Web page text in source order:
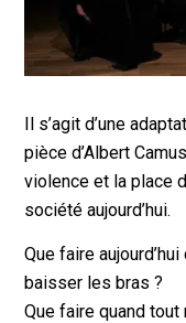
Il s’agit d’une
pièce d’Albert
violence et la place
société aujourd’hui.
Que faire
baisser les bras ?
Que faire quand